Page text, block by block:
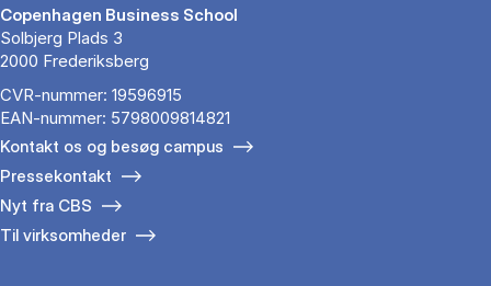
Copenhagen Business School
Solbjerg Plads 3
2000 Frederiksberg
CVR-nummer: 19596915
EAN-nummer: 5798009814821
Kontakt os og besøg campus
Pressekontakt
Nyt fra CBS
Til virksomheder